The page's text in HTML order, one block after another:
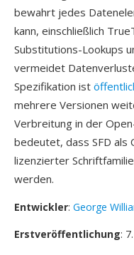
bewahrt jedes
kann, einschließlich
Substitutions-Lookups
vermeidet
Spezifikation ist
mehrere Versionen
Verbreitung in der
bedeutet, dass SFD
lizenzierter
werden.
Entwickler: George
Erstveröffentlichung: